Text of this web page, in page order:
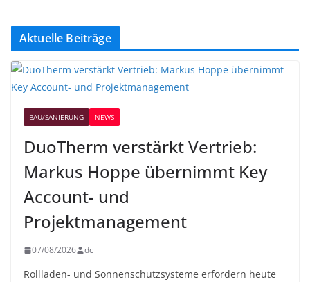
Aktuelle Beiträge
BAU/SANIERUNG NEWS
DuoTherm verstärkt Vertrieb:
Markus Hoppe übernimmt Key
Account- und
Projektmanagement
07/08/2026 dc
Rollladen- und Sonnenschutzsysteme erfordern heute